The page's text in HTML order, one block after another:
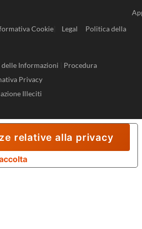
Cookie Legal
Politica della
delle Informazioni
Procedura
Privacy
Illeciti
relative alla privacy